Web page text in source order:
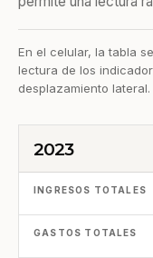
En el celular, la tabla
lectura de los
desplazamiento lateral.
PERÍODO
2023